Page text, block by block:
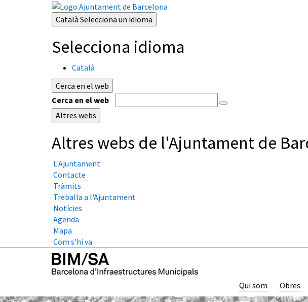
Català Selecciona un idioma
Selecciona idioma
Català
Cerca en el web
Cerca en el web
Altres webs
Altres webs de l'Ajuntament de
L'Ajuntament
Contacte
Tràmits
Treballa a l'Ajuntament
Notícies
Agenda
Mapa
Com s'hi va
Qui som Obres